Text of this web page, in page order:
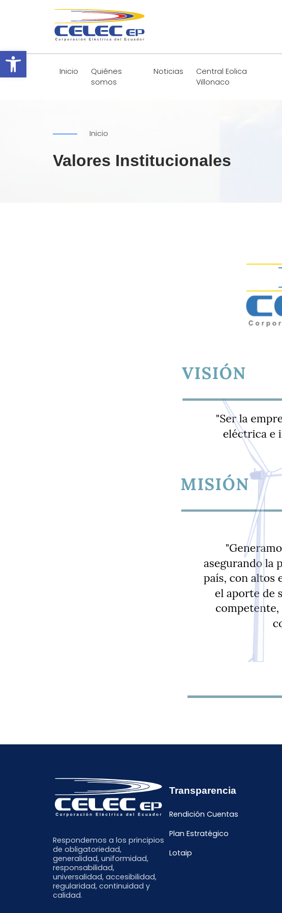
Abrir barra de herramientas
Inicio
Quiénes
somos
Noticias
Central Eolica
Villonaco
Inicio
Valores Institucionales
Respondemos a los principios
de obligatoriedad,
generalidad, uniformidad,
responsabilidad,
universalidad, accesibilidad,
regularidad, continuidad y
calidad.
Transparencia
Rendición Cuentas
Plan Estratégico
Lotaip